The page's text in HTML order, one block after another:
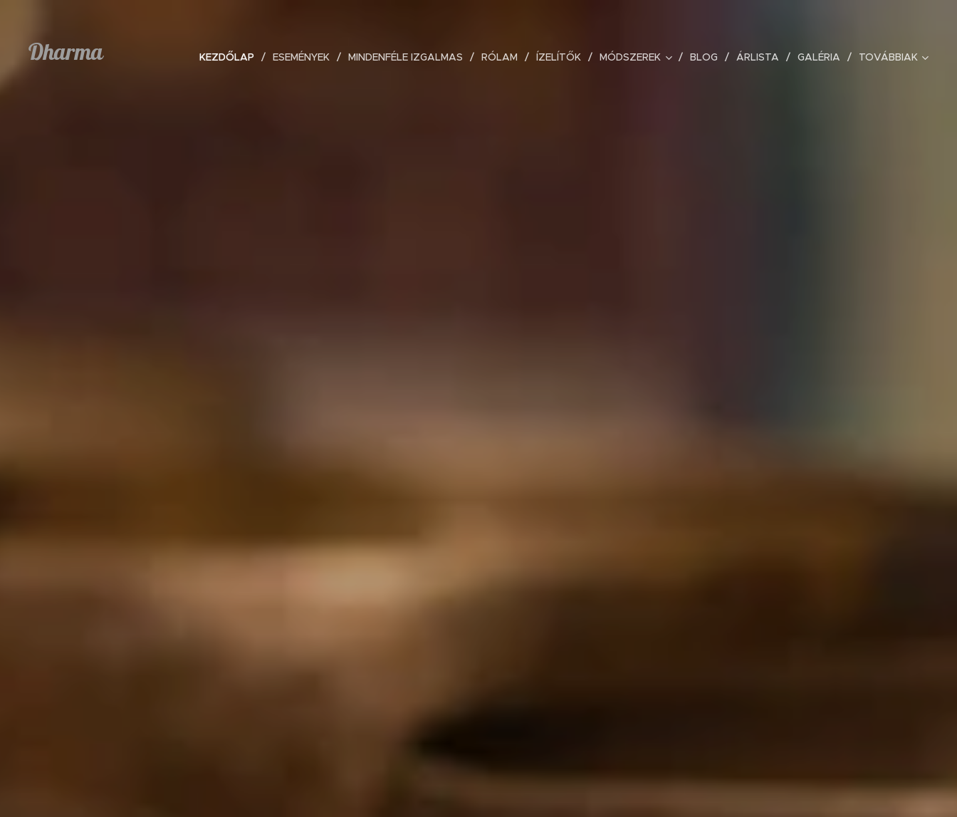
Dharma KEZDŐLAP ESEMÉNYEK MINDENFÉLE IZGALMAS RÓLAM ÍZELÍTŐK MÓDSZEREK BLOG ÁRLISTA GALÉRIA TOVÁBBIAK